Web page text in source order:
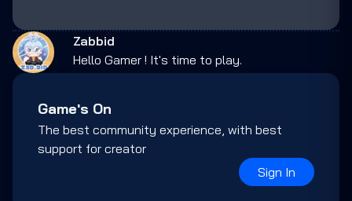
Zabbid
Hello Gamer ! It's time to play.
Game's On
The best community experience, with best
support for creator
Sign In